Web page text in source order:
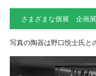
さまざまな個展 企画展
写真の陶器は野口悦士氏と